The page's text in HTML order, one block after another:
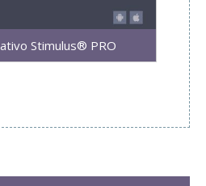
Stimulus® PRO